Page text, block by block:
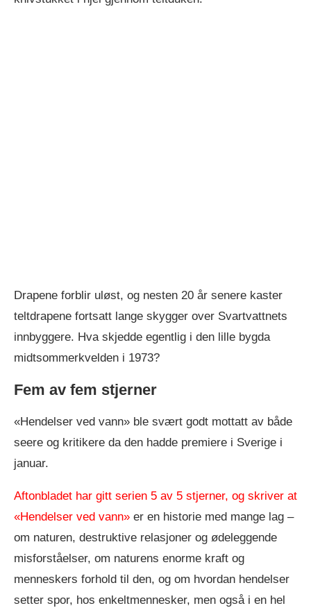
Drapene forblir uløst, og nesten 20 år senere kaster
teltdrapene fortsatt lange skygger over Svartvattnets
innbyggere. Hva skjedde egentlig i den lille bygda
midtsommerkvelden i 1973?
Fem av fem stjerner
«Hendelser ved vann» ble svært godt mottatt av både
seere og kritikere da den hadde premiere i Sverige i
januar.
Aftonbladet har gitt serien 5 av 5 stjerner, og skriver at
«Hendelser ved vann» er en historie med mange lag –
om naturen, destruktive relasjoner og ødeleggende
misforståelser, om naturens enorme kraft og
menneskers forhold til den, og om hvordan hendelser
setter spor, hos enkeltmennesker, men også i en hel